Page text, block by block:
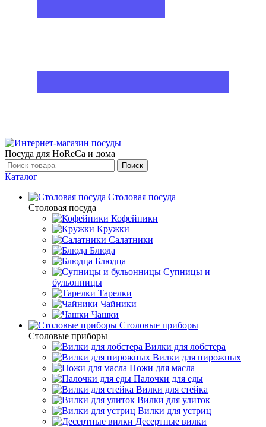
Посуда для HoReCa и дома
Поиск
Каталог
Столовая посуда
Столовая посуда
Кофейники
Кружки
Салатники
Блюда
Блюдца
Супницы и
бульонницы
Тарелки
Чайники
Чашки
Cтоловые приборы
Cтоловые приборы
Вилки для лобстера
Вилки для пирожных
Ножи для масла
Палочки для еды
Вилки для стейка
Вилки для улиток
Вилки для устриц
Десертные вилки